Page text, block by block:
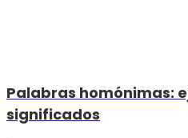
Palabras homónimas:
significados